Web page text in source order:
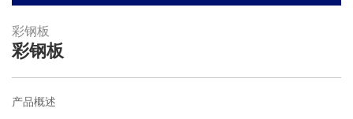
彩钢板
彩钢板
产品概述